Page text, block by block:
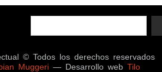
© Todos los derechos reservados
Muggeri— Desarrollo web Tilo